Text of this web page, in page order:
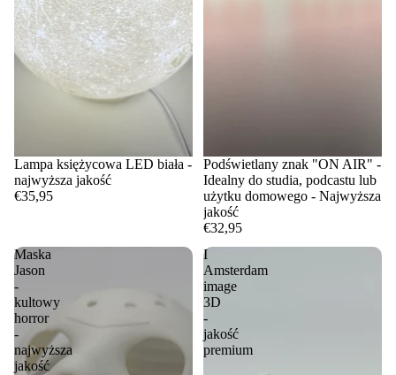
Lampa księżycowa LED biała -
najwyższa jakość
€35,95
Podświetlany znak "ON AIR" -
Idealny do studia, podcastu lub
użytku domowego - Najwyższa
jakość
€32,95
Maska
Jason
-
kultowy
horror
-
najwyższa
jakość
I
Amsterdam
image
3D
-
jakość
premium